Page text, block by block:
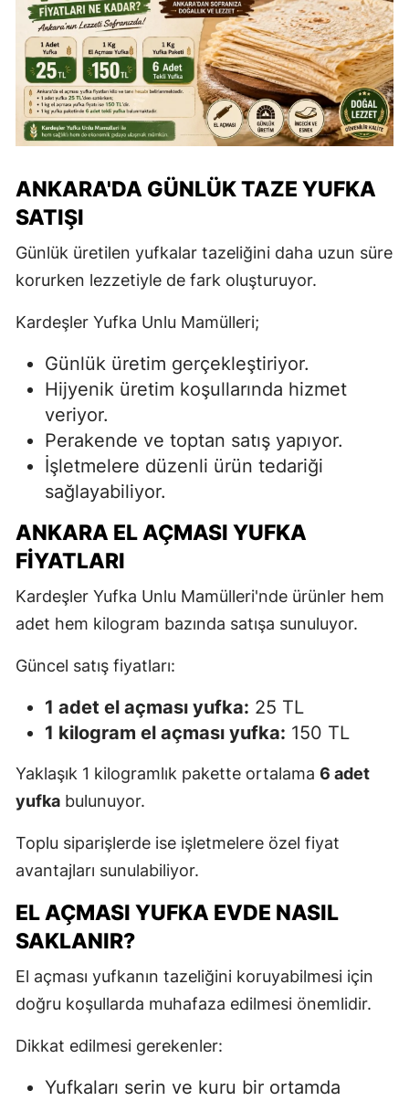
ANKARA'DA GÜNLÜK TAZE YUFKA
SATIŞI
Günlük üretilen yufkalar tazeliğini daha uzun süre
korurken lezzetiyle de fark oluşturuyor.
Kardeşler Yufka Unlu Mamülleri;
Günlük üretim gerçekleştiriyor.
Hijyenik üretim koşullarında hizmet
veriyor.
Perakende ve toptan satış yapıyor.
İşletmelere düzenli ürün tedariği
sağlayabiliyor.
ANKARA EL AÇMASI YUFKA
FIYATLARI
Kardeşler Yufka Unlu Mamülleri'nde ürünler hem
adet hem kilogram bazında satışa sunuluyor.
Güncel satış fiyatları:
1 adet el açması yufka: 25 TL
1 kilogram el açması yufka: 150 TL
Yaklaşık 1 kilogramlık pakette ortalama 6 adet
yufka bulunuyor.
Toplu siparişlerde ise işletmelere özel fiyat
avantajları sunulabiliyor.
EL AÇMASI YUFKA EVDE NASIL
SAKLANIR?
El açması yufkanın tazeliğini koruyabilmesi için
doğru koşullarda muhafaza edilmesi önemlidir.
Dikkat edilmesi gerekenler:
Yufkaları serin ve kuru bir ortamda